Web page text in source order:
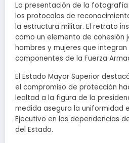
La presentación de la
los protocolos de
la estructura militar. El retrato
como un elemento de cohesión
hombres y mujeres que integran
componentes de la Fuerza
El Estado Mayor Superior
el compromiso de protección
lealtad a la figura de la
medida asegura la uniformidad
Ejecutivo en las dependencias
del Estado.